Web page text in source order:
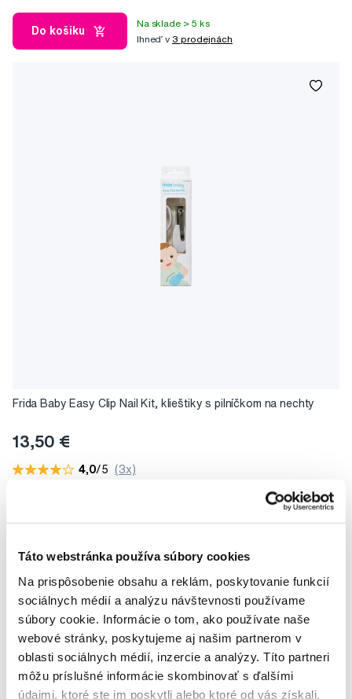
Táto webstránka používa súbory cookies
Na prispôsobenie obsahu a reklám, poskytovanie funkcií
sociálnych médií a analýzu návštevnosti používame
súbory cookie. Informácie o tom, ako používate naše
webové stránky, poskytujeme aj našim partnerom v
oblasti sociálnych médií, inzercie a analýzy. Títo partneri
môžu príslušné informácie skombinovať s ďalšími
údajmi, ktoré ste im poskytli alebo ktoré od vás získali,
Do košíku
Na sklade > 5 ks
Ihneď v 3 prodejnách
Frida Baby Easy Clip Nail Kit, klieštiky s pilníčkom na nechty
13,50 €
4,0/5 (3x)
Ihneď v3 prodejnách